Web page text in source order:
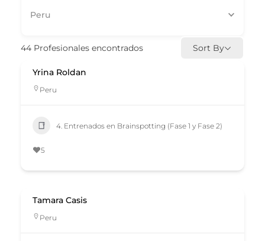
Peru
44 Profesionales encontrados Sort By
Yrina Roldan
Peru
4. Entrenados en Brainspotting (Fase 1 y Fase 2)
5
Tamara Casis
Peru